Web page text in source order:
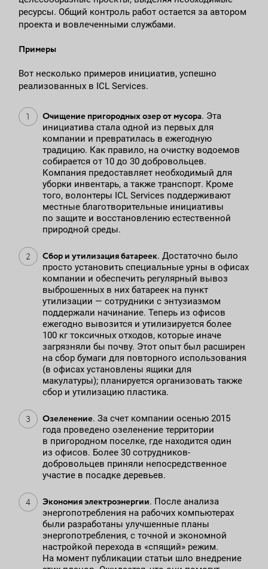
ресурсы. Общий контроль работ остается за автором
проекта и вовлеченными службами.
Примеры
Вот несколько примеров инициатив, успешно
реализованных в ICL Services.
Очищение пригородных озер от мусора. Эта
инициатива стала одной из первых для
компании и превратилась в ежегодную
традицию. Как правило, на очистку водоемов
собирается от 10 до 30 добровольцев.
Компания предоставляет необходимый для
уборки инвентарь, а также транспорт. Кроме
того, волонтеры ICL Services поддерживают
местные благотворительные инициативы
по защите и восстановлению естественной
природной среды.
Сбор и утилизация батареек. Достаточно было
просто установить специальные урны в офисах
компании и обеспечить регулярный вывоз
выброшенных в них батареек на пункт
утилизации — сотрудники с энтузиазмом
поддержали начинание. Теперь из офисов
ежегодно вывозится и утилизируется более
100 кг токсичных отходов, которые иначе
загрязняли бы почву. Этот опыт был расширен
на сбор бумаги для повторного использования
(в офисах установлены ящики для
макулатуры); планируется организовать также
сбор и утилизацию пластика.
Озеленение. За счет компании осенью 2015
года проведено озеленение территории
в пригородном поселке, где находится один
из офисов. Более 30 сотрудников-
добровольцев приняли непосредственное
участие в посадке деревьев.
Экономия электроэнергии. После анализа
энергопотребления на рабочих компьютерах
были разработаны улучшенные планы
энергопотребления, с точной и экономной
настройкой перехода в «спящий» режим.
На момент публикации статьи шло внедрение